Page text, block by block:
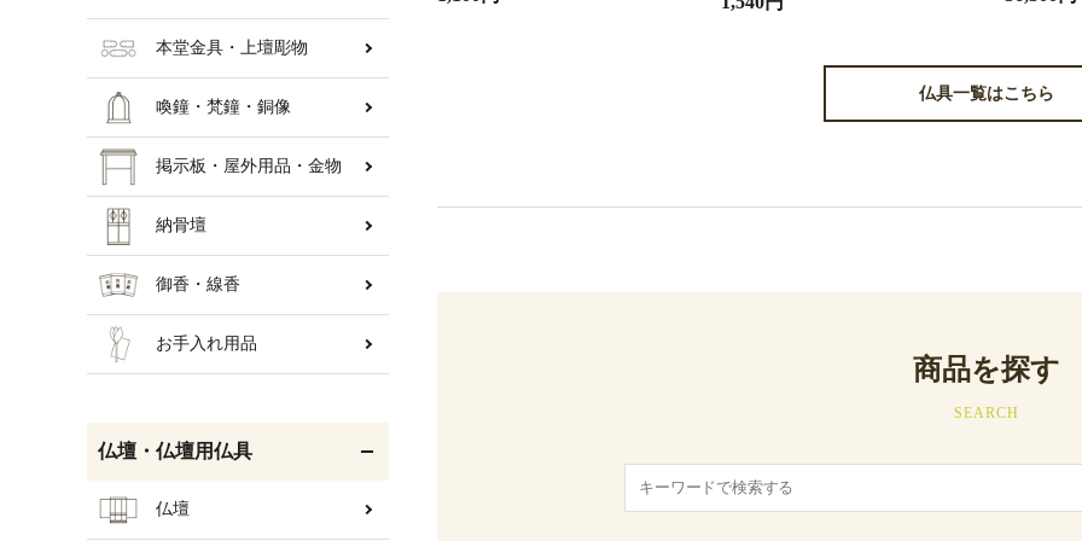
仏具一覧はこちら
商品を探す
SEARCH
本堂金具・上壇彫物
喚鐘・梵鐘・銅像
掲示板・屋外用品・金物
納骨壇
御香・線香
お手入れ用品
仏壇・仏壇用仏具
仏壇